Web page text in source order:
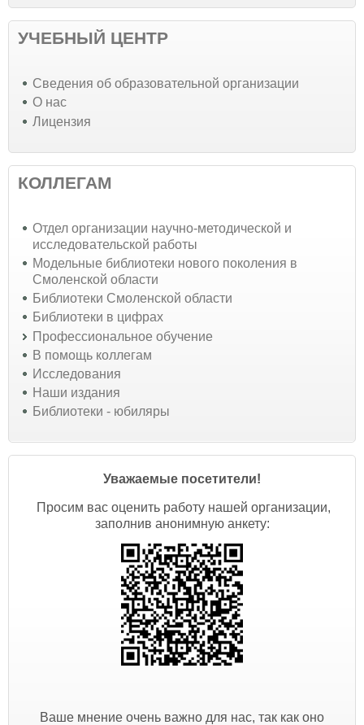
УЧЕБНЫЙ ЦЕНТР
Cведения об образовательной организации
О нас
Лицензия
КОЛЛЕГАМ
Отдел организации научно-методической и
исследовательской работы
Модельные библиотеки нового поколения в
Смоленской области
Библиотеки Смоленской области
Библиотеки в цифрах
Профессиональное обучение
В помощь коллегам
Исследования
Наши издания
Библиотеки - юбиляры
Уважаемые посетители!
Просим вас оценить работу нашей организации,
заполнив анонимную анкету:
Ваше мнение очень важно для нас, так как оно